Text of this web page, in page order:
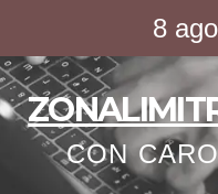
contenido
8
CON